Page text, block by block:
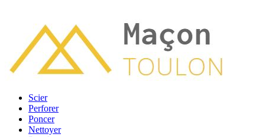
Scier
Perforer
Poncer
Nettoyer